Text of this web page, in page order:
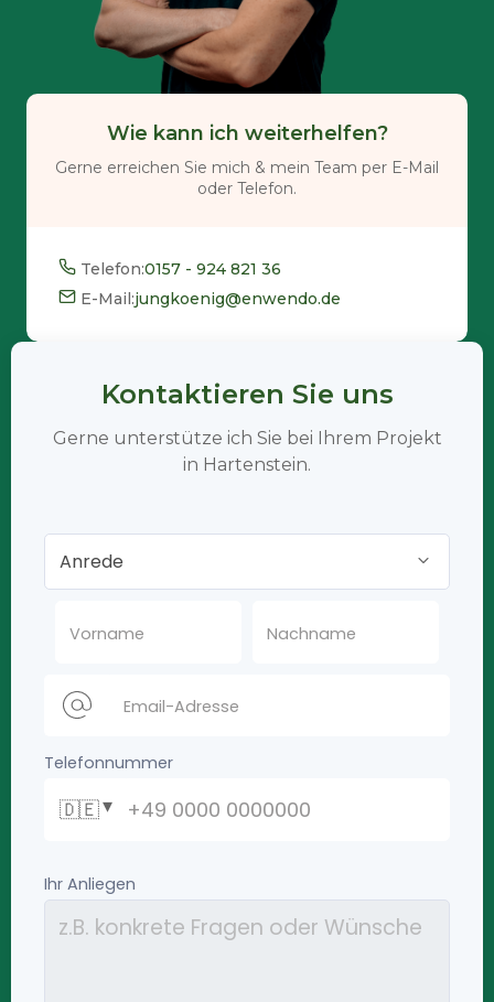
Wie kann ich weiterhelfen?
Gerne erreichen Sie mich & mein Team per E-Mail
oder Telefon.
Telefon:0157 - 924 821 36
E-Mail:jungkoenig@enwendo.de
Kontaktieren Sie uns
Gerne unterstütze ich Sie bei Ihrem Projekt
in Hartenstein.